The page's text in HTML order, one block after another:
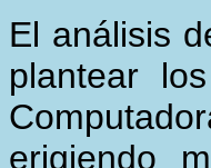
El análisis
plantear
erigiendo